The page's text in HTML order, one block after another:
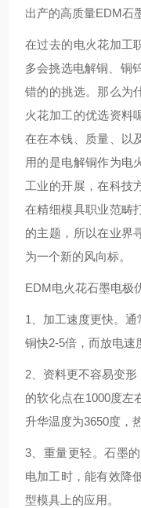
出产的高质量EDM石
在过去的电火花加工
多会挑选电解铜、铜
错的的挑选。那么为
火花加工的优选资料
在在本钱、质量、以
用的是电解铜作为电
工业的开展，在科技
在精细模具职业范畴
的主题，所以在业界
为一个新的风向标。
EDM电火花石墨电极
1、加工速度更快。
铜快2-5倍，而放电速
2、资料更不容易变
的软化点在1000度左
升华温度为3650度，
3、重量更轻。石墨
电加工时，能有效降
型模具上的应用。